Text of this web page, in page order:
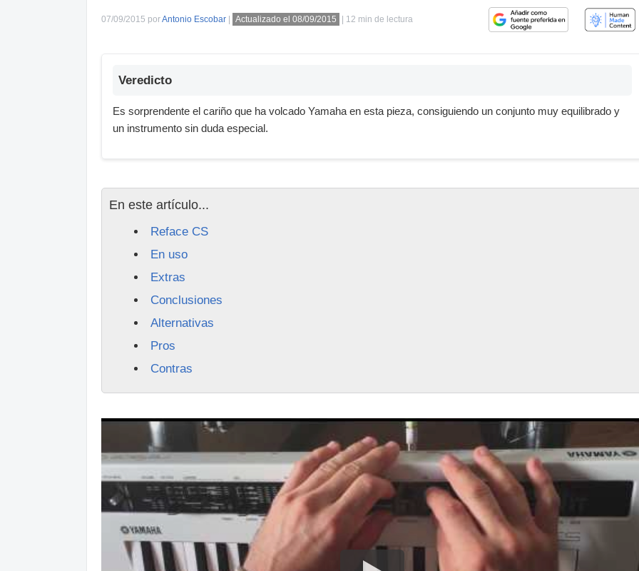
07/09/2015 porAntonio Escobar Actualizado el 08/09/2015 | 12 min de lectura
Veredicto
Es sorprendente el cariño que ha volcado Yamaha en esta pieza, consiguiendo un conjunto muy equilibrado y
un instrumento sin duda especial.
En este artículo...
Reface CS
En uso
Extras
Conclusiones
Alternativas
Pros
Contras